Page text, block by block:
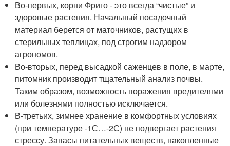
Во-первых, корни Фриго - это всегда “чистые” и
здоровые растения. Начальный посадочный
материал берется от маточников, растущих в
стерильных теплицах, под строгим надзором
агрономов.
Во-вторых, перед высадкой саженцев в поле, в марте,
питомник производит тщательный анализ почвы.
Таким образом, возможность поражения вредителями
или болезнями полностью исключается.
В-третьих, зимнее хранение в комфортных условиях
(при температуре -1С…-2С) не подвергает растения
стрессу. Запасы питательных веществ, накопленные